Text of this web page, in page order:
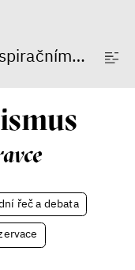
fóru /
Churchland
řeč a debata